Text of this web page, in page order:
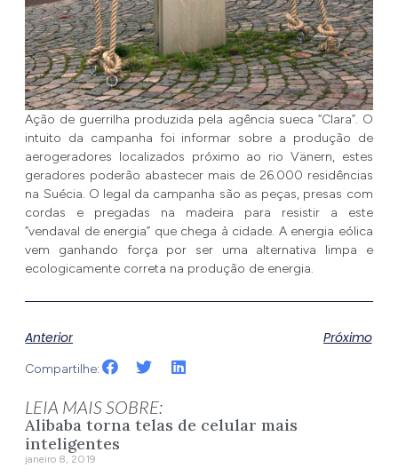
Ação de guerrilha produzida pela agência sueca “Clara”. O
intuito da campanha foi informar sobre a produção de
aerogeradores localizados próximo ao rio Vänern, estes
geradores poderão abastecer mais de 26.000 residências
na Suécia. O legal da campanha são as peças, presas com
cordas e pregadas na madeira para resistir a este
“vendaval de energia” que chega à cidade. A energia eólica
vem ganhando força por ser uma alternativa limpa e
ecologicamente correta na produção de energia.
Anterior Próximo
Compartilhe:
LEIA MAIS SOBRE:
Alibaba torna telas de celular mais
inteligentes
janeiro 8, 2019